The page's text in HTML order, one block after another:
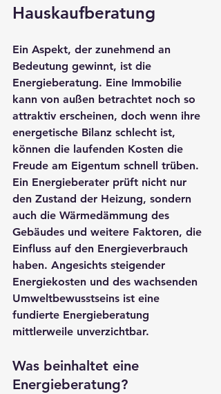
Hauskaufberatung
Ein Aspekt, der zunehmend an
Bedeutung gewinnt, ist die
Energieberatung. Eine Immobilie
kann von außen betrachtet noch so
attraktiv erscheinen, doch wenn ihre
energetische Bilanz schlecht ist,
können die laufenden Kosten die
Freude am Eigentum schnell trüben.
Ein Energieberater prüft nicht nur
den Zustand der Heizung, sondern
auch die Wärmedämmung des
Gebäudes und weitere Faktoren, die
Einfluss auf den Energieverbrauch
haben. Angesichts steigender
Energiekosten und des wachsenden
Umweltbewusstseins ist eine
fundierte Energieberatung
mittlerweile unverzichtbar.
Was beinhaltet eine
Energieberatung?